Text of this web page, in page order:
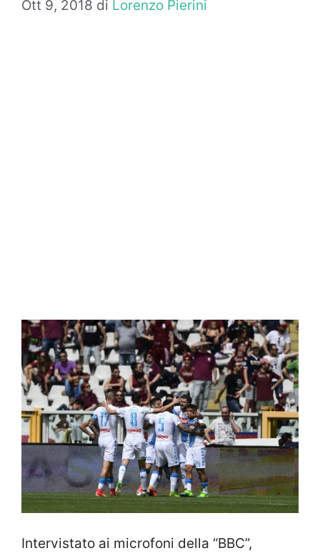
Ott 9, 2018 di Lorenzo Pierini
Intervistato ai microfoni della “BBC”,